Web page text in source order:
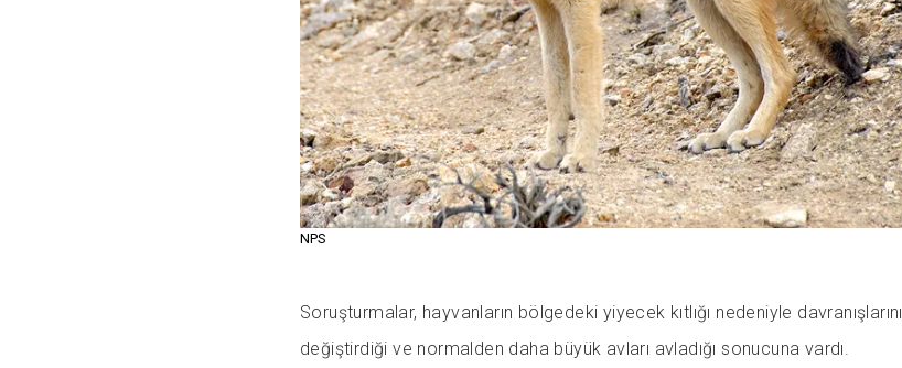
NPS
Soruşturmalar, hayvanların bölgedeki yiyecek kıtlığı nedeniyle davranışlarını
değiştirdiği ve normalden daha büyük avları avladığı sonucuna vardı.